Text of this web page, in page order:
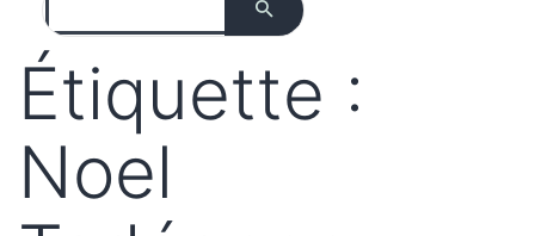
Étiquette :
Noel